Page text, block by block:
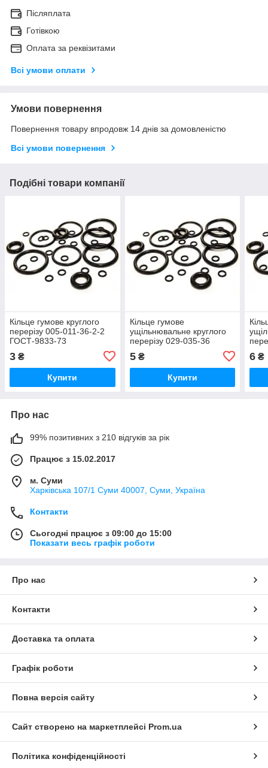
Післяплата
Готівкою
Оплата за реквізитами
Всі умови оплати
Умови повернення
Повернення товару впродовж 14 днів за домовленістю
Всі умови повернення
Подібні товари компанії
Кільце гумове круглого
перерізу 005-011-36-2-2
ГОСТ-9833-73
3 ₴
Купити
Кільце гумове
ущільнювальне круглого
перерізу 029-035-36
5₴
Купити
6 ₴
Про нас
99% позитивних з 210 відгуків за рік
Працює з 15.02.2017
м. Суми
Харківська 107/1 Суми 40007, Суми, Україна
Контакти
Сьогодні працює з 09:00 до 15:00
Показати весь графік роботи
Про нас
Контакти
Доставка та оплата
Графік роботи
Повна версія сайту
Сайт створено на маркетплейсі Prom.ua
Політика конфіденційності